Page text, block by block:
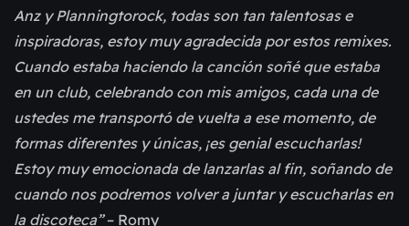
Anz y Planningtorock, todas son tan talentosas e
inspiradoras, estoy muy agradecida por estos remixes.
Cuando estaba haciendo la canción soñé que estaba
en un club, celebrando con mis amigos, cada una de
ustedes me transportó de vuelta a ese momento, de
formas diferentes y únicas, ¡es genial escucharlas!
Estoy muy emocionada de lanzarlas al fin, soñando de
cuando nos podremos volver a juntar y escucharlas en
la discoteca”– Romy